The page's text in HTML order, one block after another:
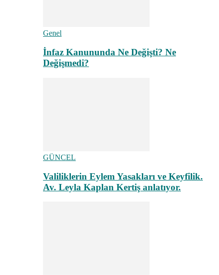
Genel
İnfaz Kanununda Ne Değişti? Ne
Değişmedi?
GÜNCEL
Valiliklerin Eylem Yasakları ve Keyfilik.
Av. Leyla Kaplan Kertiş anlatıyor.